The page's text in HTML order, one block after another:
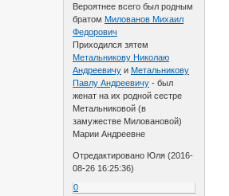
Вероятнее всего был родным
братом Милованов Михаил
Федорович
Приходился зятем
Метальникову Николаю
Андреевичу и Метальникову
Павлу Андреевичу - был
женат на их родной сестре
Метальниковой (в
замужестве Миловановой)
Марии Андреевне
Отредактировано Юля (2016-
08-26 16:25:36)
0